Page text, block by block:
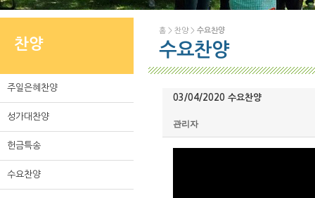
찬양
주일은혜찬양
성가대찬양
헌금특송
수요찬양
홈 > 찬양> 수요찬양
수요찬양
03/04/2020 수요찬양
관리자